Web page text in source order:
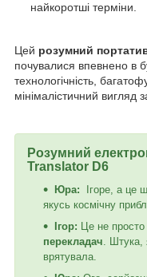
найкоротші терміни.
Цей розумний
почувалися впевнено в
технологічність,
мінімалістичний вигляд
Розумний
Translator D6
Юра: Ігоре, а це
якусь космічну
Ігор: Це не
перекладач. Штука,
врятувала.